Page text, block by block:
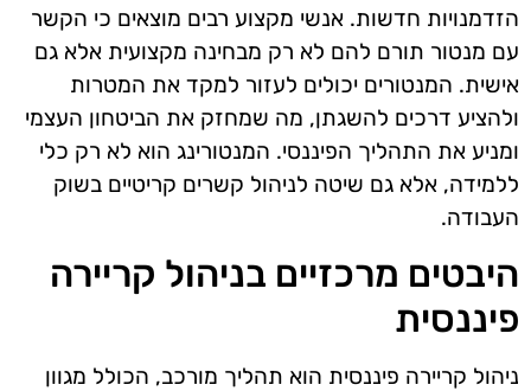
הזדמנויות חדשות. אנשי מקצוע רבים מוצאים כי הקשר
עם מנטור תורם להם לא רק מבחינה מקצועית אלא גם
אישית. המנטורים יכולים לעזור למקד את המטרות
ולהציע דרכים להשגתן, מה שמחזק את הביטחון העצמי
ומניע את התהליך הפיננסי. המנטורינג הוא לא רק כלי
ללמידה, אלא גם שיטה לניהול קשרים קריטיים בשוק
העבודה.
היבטים מרכזיים בניהול קריירה
פיננסית
ניהול קריירה פיננסית הוא תהליך מורכב, הכולל מגוון